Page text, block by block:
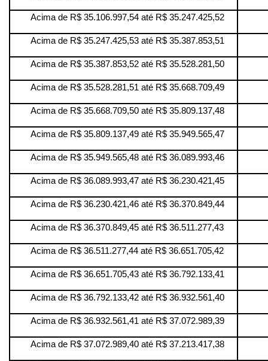
Acima de R$ 35.106.997,54 até R$ 35.247.425,52
Acima de R$ 35.247.425,53 até R$ 35.387.853,51
Acima de R$ 35.387.853,52 até R$ 35.528.281,50
Acima de R$ 35.528.281,51 até R$ 35.668.709,49
Acima de R$ 35.668.709,50 até R$ 35.809.137,48
Acima de R$ 35.809.137,49 até R$ 35.949.565,47
Acima de R$ 35.949.565,48 até R$ 36.089.993,46
Acima de R$ 36.089.993,47 até R$ 36.230.421,45
Acima de R$ 36.230.421,46 até R$ 36.370.849,44
Acima de R$ 36.370.849,45 até R$ 36.511.277,43
Acima de R$ 36.511.277,44 até R$ 36.651.705,42
Acima de R$ 36.651.705,43 até R$ 36.792.133,41
Acima de R$ 36.792.133,42 até R$ 36.932.561,40
Acima de R$ 36.932.561,41 até R$ 37.072.989,39
Acima de R$ 37.072.989,40 até R$ 37.213.417,38